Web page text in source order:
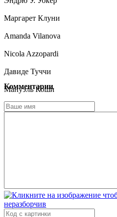
Маргарет Клуни
Amanda Vilanova
Nicola Azzopardi
Давиде Туччи
Мануэль Коши
Энтони Эллуль
Комментарии